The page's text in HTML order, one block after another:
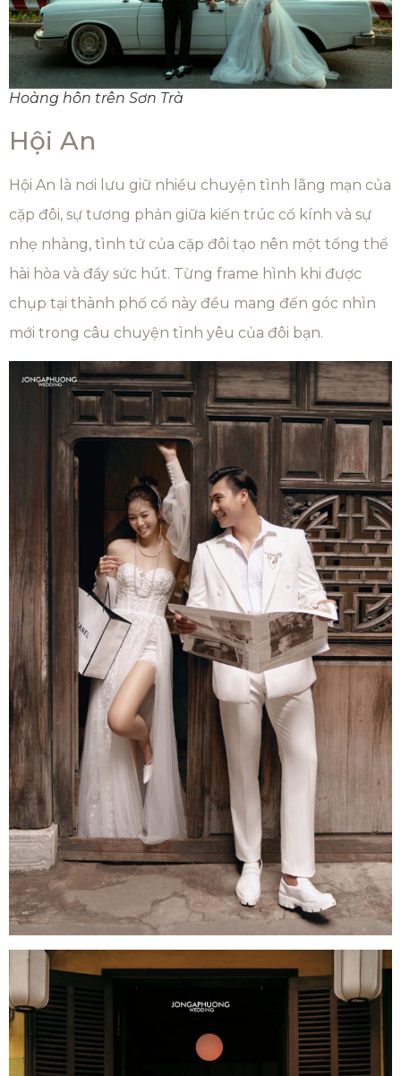
Hoàng hôn trên Sơn Trà
Hội An
Hội An là nơi lưu giữ nhiều chuyện tình lãng mạn của
cặp đôi, sự tương phản giữa kiến trúc cổ kính và sự
nhẹ nhàng, tình tứ của cặp đôi tạo nên một tổng thể
hài hòa và đầy sức hút. Từng frame hình khi được
chụp tại thành phố cổ này đều mang đến góc nhìn
mới trong câu chuyện tình yêu của đôi bạn.